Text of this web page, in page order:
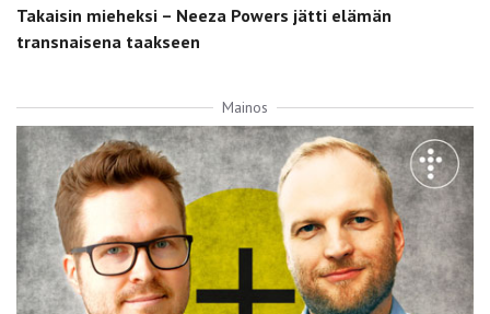
Takaisin mieheksi – Neeza Powers jätti elämän
transnaisena taakseen
Mainos